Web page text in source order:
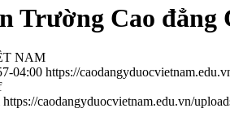
Trường Cao đẳng
NAM
04:00 https://
https://caodangyduocvietnam.edu.vn/